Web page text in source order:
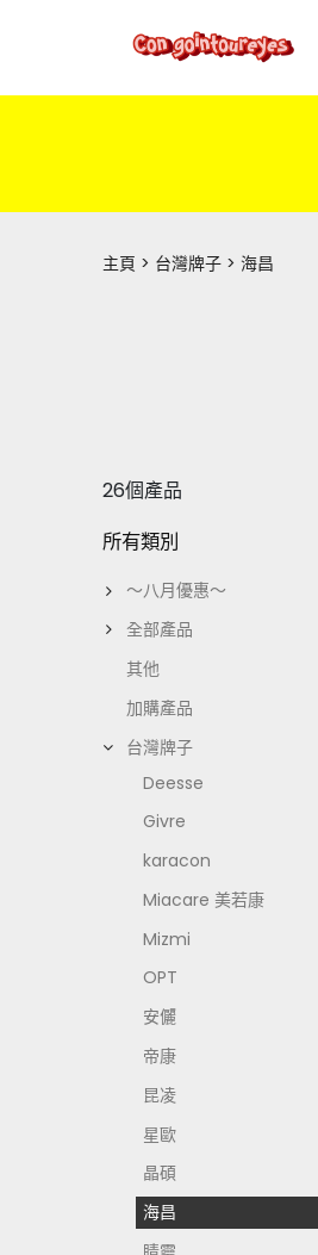
主頁 台灣牌子 海昌
26個產品
所有類別
～八月優惠～
全部產品
其他
加購產品
台灣牌子
Deesse
Givre
karacon
Miacare 美若康
Mizmi
OPT
安儷
帝康
昆凌
星歐
晶碩
海昌